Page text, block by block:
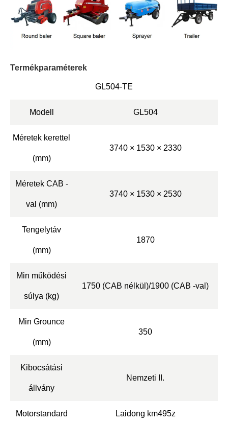
Termékparaméterek
GL504-TE
Modell GL504
Méretek kerettel
(mm)
3740 × 1530 × 2330
Méretek CAB -
val (mm)
3740 × 1530 × 2530
Tengelytáv
(mm)
1870
Min működési
súlya (kg)
1750 (CAB nélkül)/1900 (CAB -val)
Min Grounce
(mm)
350
Kibocsátási
állvány
Nemzeti II.
Motorstandard Laidong km495z